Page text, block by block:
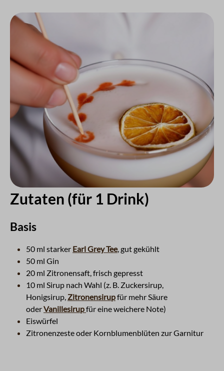
Zutaten (für 1 Drink)
Basis
50 ml starker Earl Grey Tee, gut gekühlt
50 ml Gin
20 ml Zitronensaft, frisch gepresst
10 ml Sirup nach Wahl (z. B. Zuckersirup,
Honigsirup, Zitronensirupfür mehr Säure
oderVanillesirupfür eine weichere Note)
Eiswürfel
Zitronenzeste oder Kornblumenblüten zur Garnitur